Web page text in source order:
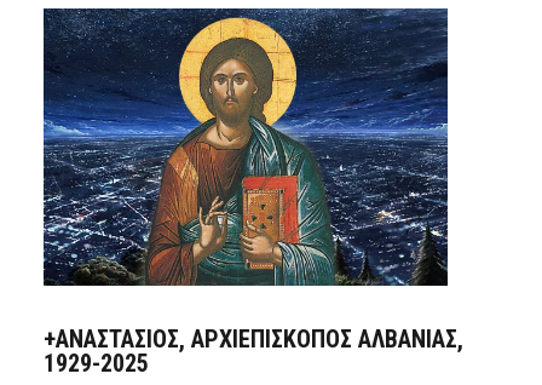
+ΑΝΑΣΤΆΣΙΟΣ, ΑΡΧΙΕΠΊΣΚΟΠΟΣ ΑΛΒΑΝΊΑΣ,
1929-2025